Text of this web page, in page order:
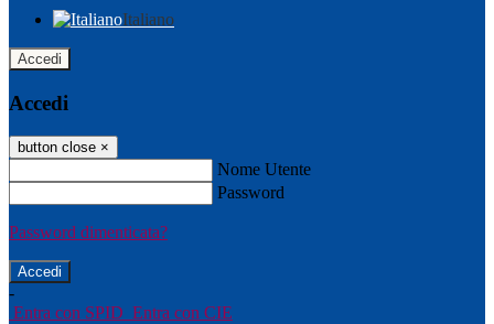
Italiano
Accedi
Accedi
button close ×
Nome Utente
Password
Password dimenticata?
-
Entra con SPID Entra con CIE